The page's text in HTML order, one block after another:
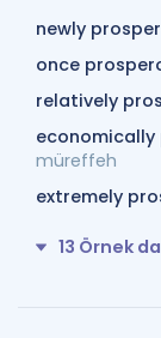
newly
once
relatively
economically
müreffeh
extremely
13 Örnek